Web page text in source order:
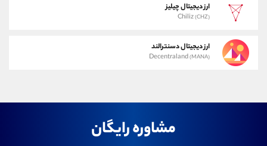
ارز دیجیتال چیلیز
Chiliz(CHZ)
ارز دیجیتال دسنترالند
Decentraland(MANA)
مشاوره رایگان